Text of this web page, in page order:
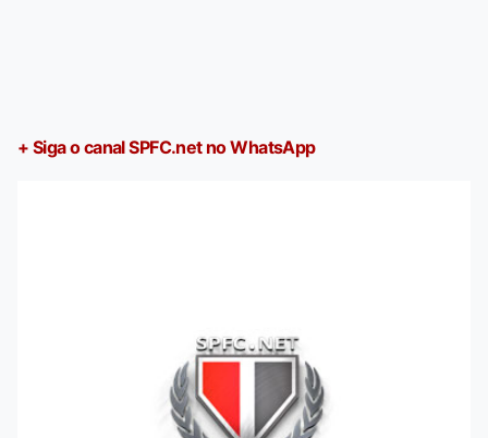
+ Siga o canal SPFC.net no WhatsApp